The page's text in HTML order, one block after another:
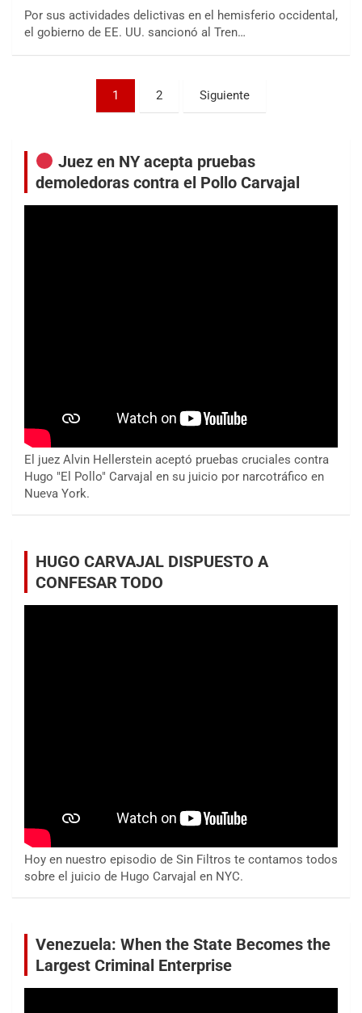
Por sus actividades delictivas en el hemisferio occidental,
el gobierno de EE. UU. sancionó al Tren…
1 2 Siguiente
Juez en NY acepta pruebas
demoledoras contra el Pollo Carvajal
El juez Alvin Hellerstein aceptó pruebas cruciales contra
Hugo "El Pollo" Carvajal en su juicio por narcotráfico en
Nueva York.
HUGO CARVAJAL DISPUESTO A
CONFESAR TODO
Hoy en nuestro episodio de Sin Filtros te contamos todos
sobre el juicio de Hugo Carvajal en NYC.
Venezuela: When the State Becomes the
Largest Criminal Enterprise